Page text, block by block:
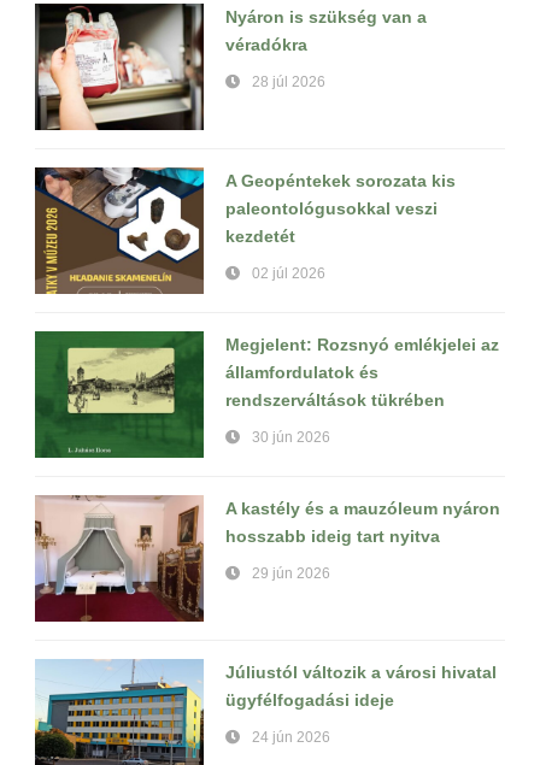
Nyáron is szükség van a
véradókra
28 júl 2026
A Geopéntekek sorozata kis
paleontológusokkal veszi
kezdetét
02 júl 2026
Megjelent: Rozsnyó emlékjelei az
államfordulatok és
rendszerváltások tükrében
30 jún 2026
A kastély és a mauzóleum nyáron
hosszabb ideig tart nyitva
29 jún 2026
Júliustól változik a városi hivatal
ügyfélfogadási ideje
24 jún 2026